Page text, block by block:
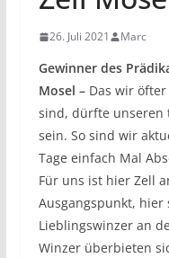
26. Juli 2021 Marc
Gewinner des
Mosel –Das wir öfter
sind, dürfte unseren
sein. So sind wir
Tage einfach Mal
Für uns ist hier Zell
Ausgangspunkt,
Lieblingswinzer an
Winzer überbieten